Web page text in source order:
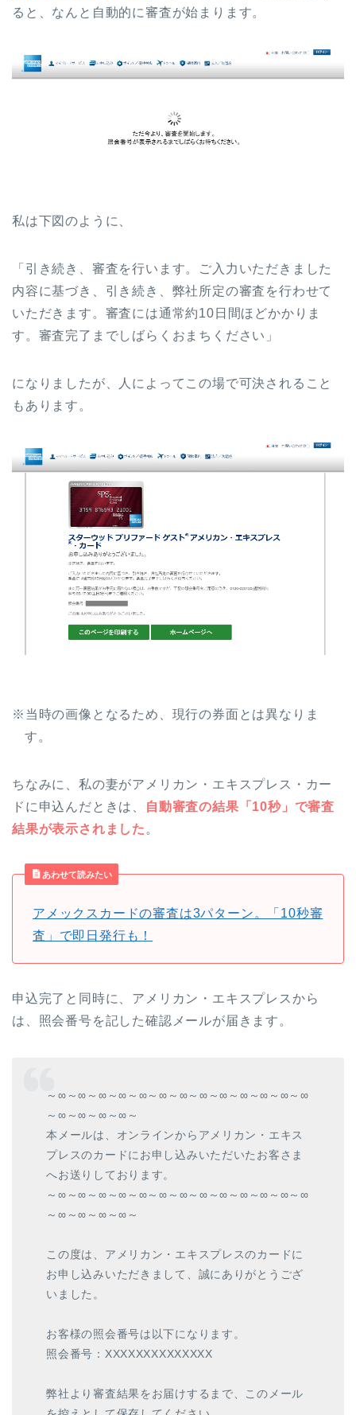
ると、なんと自動的に審査が始まります。
私は下図のように、
「引き続き、審査を行います。ご入力いただきました
内容に基づき、引き続き、弊社所定の審査を行わせて
いただきます。審査には通常約10日間ほどかかりま
す。審査完了までしばらくおまちください」
になりましたが、人によってこの場で可決されること
もあります。
※当時の画像となるため、現行の券面とは異なりま
す。
ちなみに、私の妻がアメリカン・エキスプレス・カー
ドに申込んだときは、
自動審査の結果「10秒」で審査
結果が表示されました 。
あわせて読みたい
アメックスカードの審査は3パターン。「10秒審
査」で即日発行も！
申込完了と同時に、アメリカン・エキスプレスから
は、照会番号を記した確認メールが届きます。
～∞～∞～∞～∞～∞～∞～∞～∞～∞～∞～∞～∞～∞
～∞～∞～∞～∞～
本メールは、オンラインからアメリカン・エキス
プレスのカードにお申し込みいただいたお客さま
へお送りしております。
～∞～∞～∞～∞～∞～∞～∞～∞～∞～∞～∞～∞～∞
～∞～∞～∞～∞～
この度は、アメリカン・エキスプレスのカードに
お申し込みいただきまして、誠にありがとうござ
いました。
お客様の照会番号は以下になります。
照会番号：XXXXXXXXXXXXXX
弊社より審査結果をお届けするまで、このメール